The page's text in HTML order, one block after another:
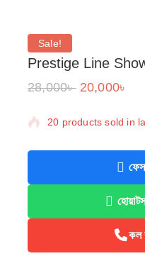
Sale!
Prestige Line
28,000৳ 20,000৳
20 products sold in
কল